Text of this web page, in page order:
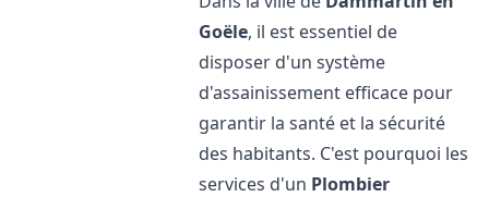
Goële, il est essentiel de
disposer d'un système
d'assainissement efficace pour
garantir la santé et la sécurité
des habitants. C'est pourquoi les
services d'un Plombier